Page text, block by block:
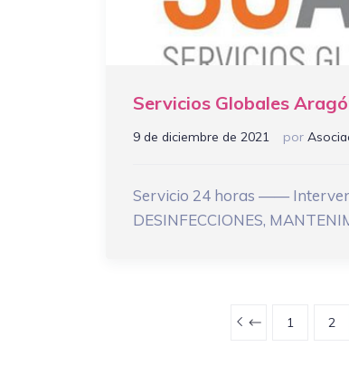
Servicios Globales
9 de diciembre de 2021 por
Servicio 24 horas ——
DESINFECCIONES,
1 2